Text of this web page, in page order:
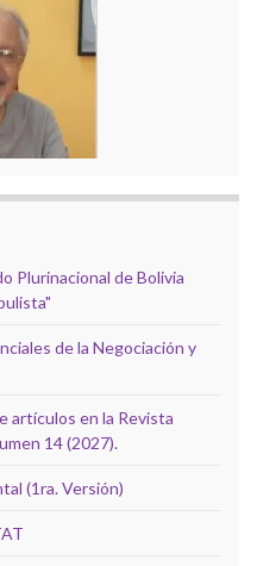
Plurinacional de Bolivia
de la Negociación y
artículos en la Revista
14 (2027).
(1ra. Versión)